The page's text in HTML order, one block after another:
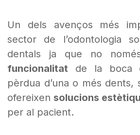
Un dels avenços més
sector de l’odontologia
dentals ja que no
funcionalitat de la boca
pèrdua d’una o més dents,
ofereixen solucions
per al pacient.